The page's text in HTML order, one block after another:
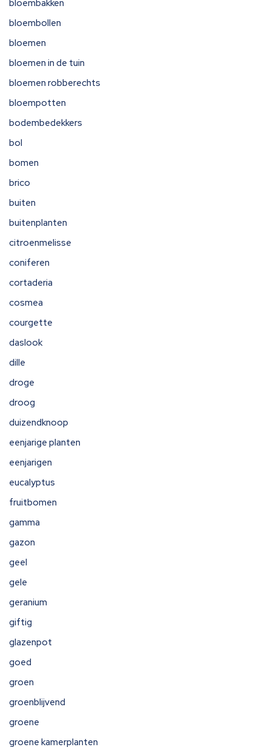
bloembakken
bloembollen
bloemen
bloemen in de tuin
bloemen robberechts
bloempotten
bodembedekkers
bol
bomen
brico
buiten
buitenplanten
citroenmelisse
coniferen
cortaderia
cosmea
courgette
daslook
dille
droge
droog
duizendknoop
eenjarige planten
eenjarigen
eucalyptus
fruitbomen
gamma
gazon
geel
gele
geranium
giftig
glazenpot
goed
groen
groenblijvend
groene
groene kamerplanten